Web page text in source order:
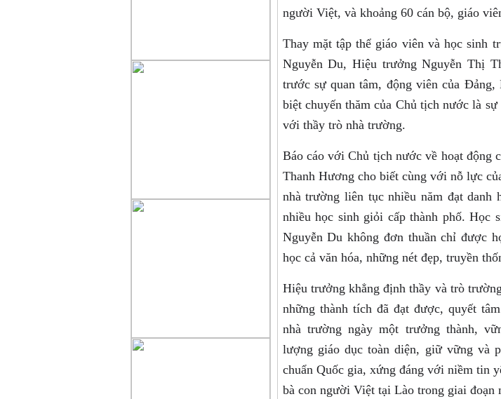
người Việt, và khoảng 60 cán bộ, giáo
Thay mặt tập thể giáo viên và học sinh
Nguyễn Du, Hiệu trưởng Nguyễn Thị
trước sự quan tâm, động viên của
biệt chuyến thăm của Chủ tịch nước là
với thầy trò nhà trường.
Báo cáo với Chủ tịch nước về hoạt động
Thanh Hương cho biết cùng với nỗ lực
nhà trường liên tục nhiều năm đạt danh
nhiều học sinh giỏi cấp thành phố. Học
Nguyễn Du không đơn thuần chỉ được
học cả văn hóa, những nét đẹp, truyền
Hiệu trưởng khẳng định thầy và trò
những thành tích đã đạt được, quyết
nhà trường ngày một trưởng thành,
lượng giáo dục toàn diện, giữ vững và
chuẩn Quốc gia, xứng đáng với niềm tin
bà con người Việt tại Lào trong giai đoạn